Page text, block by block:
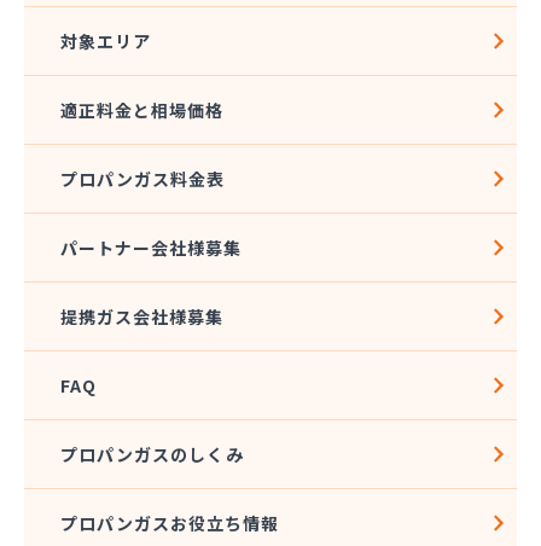
村上商事株式会社ガス本部
大阪ガスLPG株式会社京滋支社 お客さま窓口
池田商店
中山商事株式会社 宮津営業所
日引商事株式会社 自転車店・LPガス店
日交商事株式会社 ガス事業部
幡彦兵衛商店
福知山合同ガス株式会社
北沢産業株式会社
麻田商店
有限会社吉田重商店
有限会社久保田燃料店
有限会社辻久ガス
対象エリア
適正料金と相場価格
プロパンガス料金表
パートナー会社様募集
提携ガス会社様募集
FAQ
プロパンガスのしくみ
プロパンガスお役立ち情報